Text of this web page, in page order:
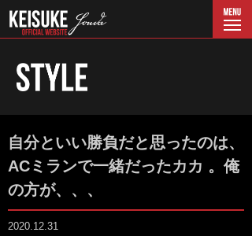
自分といい勝負だと思ったのは、
ACミランで一緒だったカカ 。俺
の方が、、、
2020.12.31